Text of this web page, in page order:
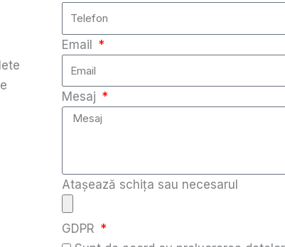
Email
Mesaj
Atașează schița sau necesarul
GDPR